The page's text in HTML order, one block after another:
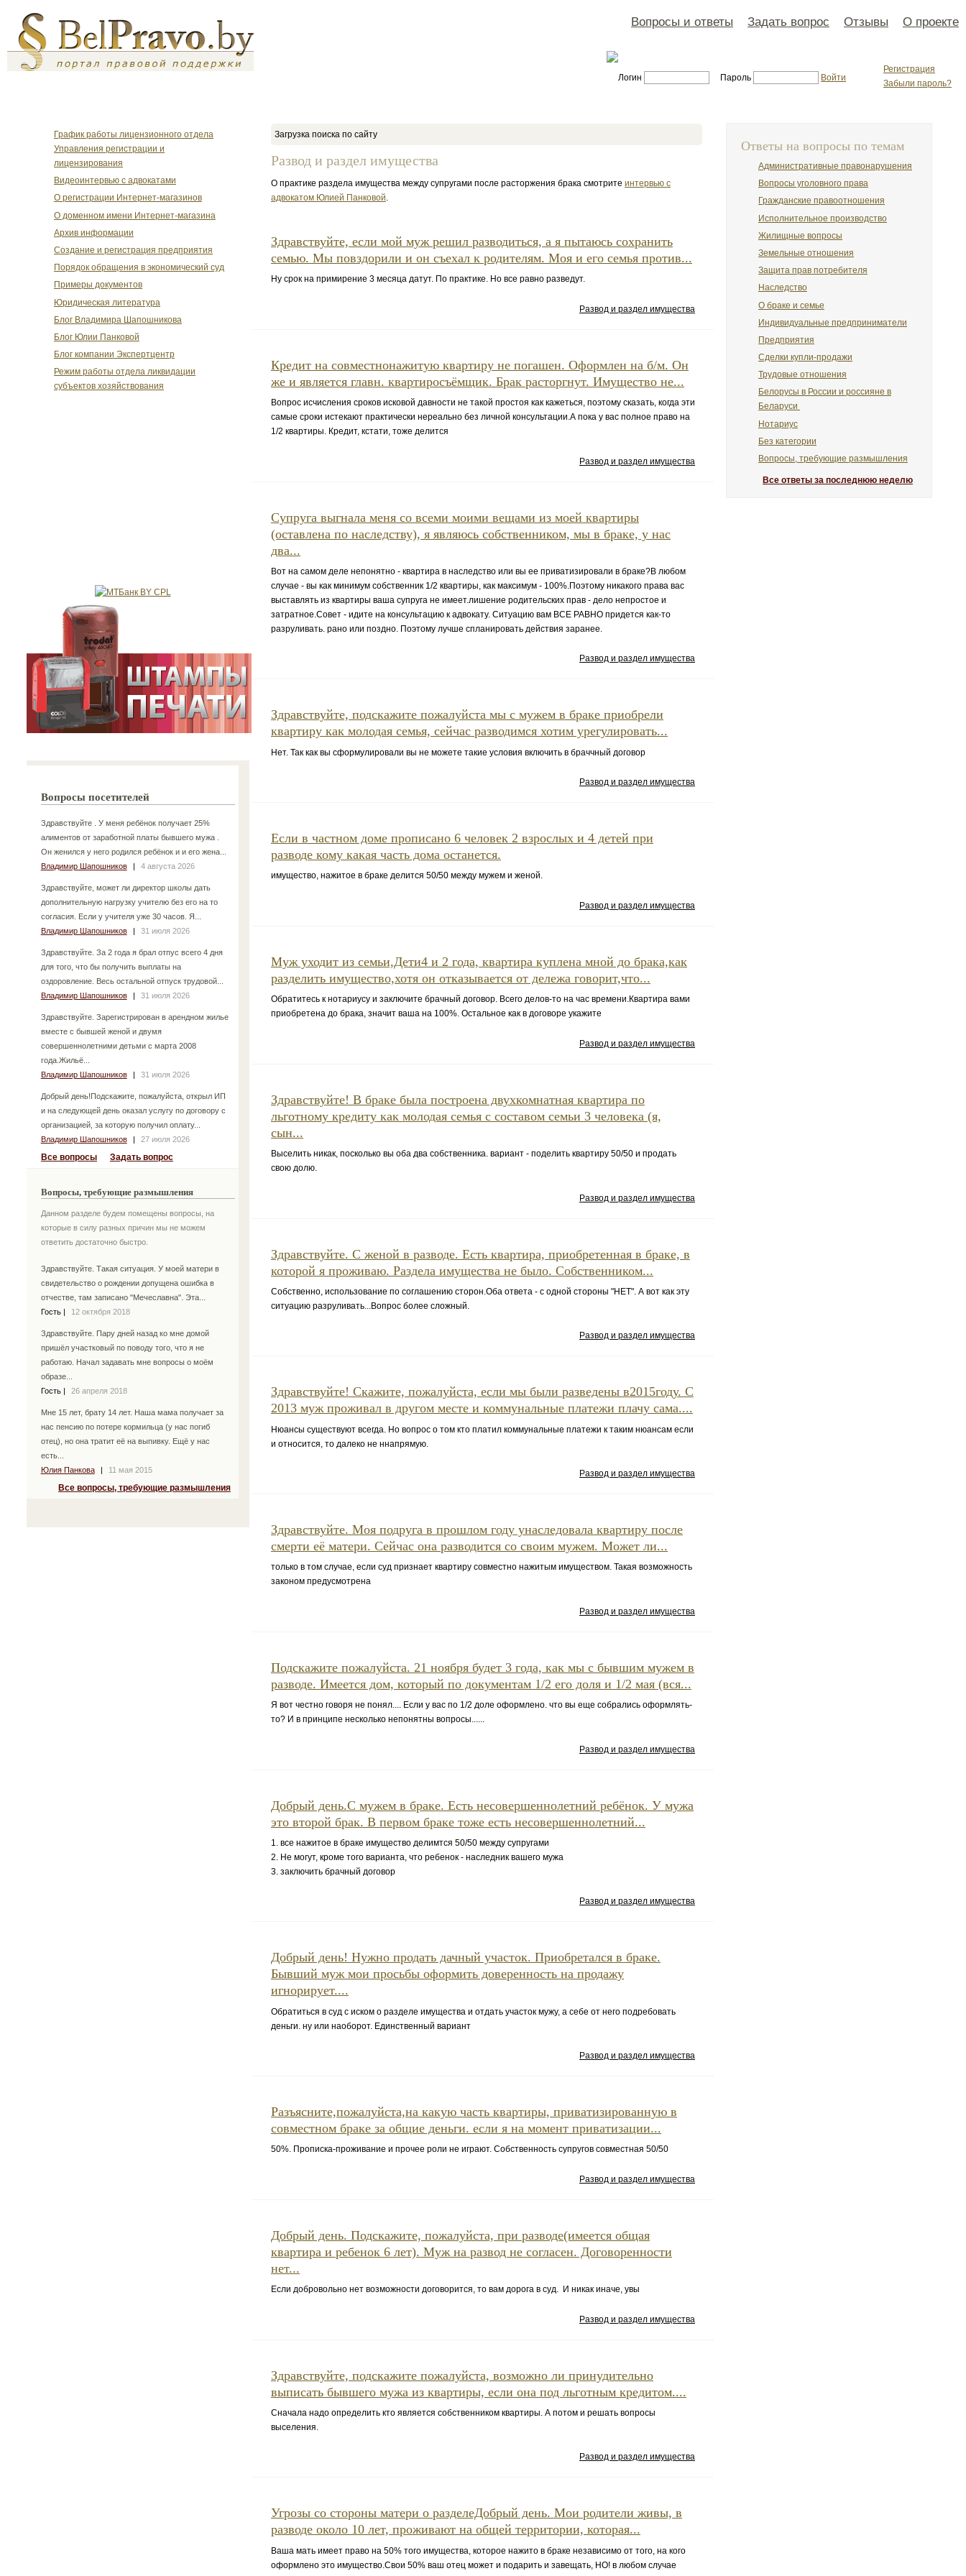
Вопросы и ответы Задать вопрос Отзывы О проекте
Регистрация
Забыли пароль?
Логин Пароль Войти
График работы лицензионного отдела
Управления регистрации и
лицензирования
Видеоинтервью с адвокатами
О регистрации Интернет-магазинов
О доменном имени Интернет-магазина
Архив информации
Создание и регистрация предприятия
Порядок обращения в экономический суд
Примеры документов
Юридическая литература
Блог Владимира Шапошникова
Блог Юлии Панковой
Блог компании Экспертцентр
Режим работы отдела ликвидации
субъектов хозяйствования
Вопросы посетителей
Здравствуйте . У меня ребёнок получает 25%
алиментов от заработной платы бывшего мужа .
Он женился у него родился ребёнок и и его жена...
Владимир Шапошников
| 4 августа 2026
Здравствуйте, может ли директор школы дать
дополнительную нагрузку учителю без его на то
согласия. Если у учителя уже 30 часов. Я...
Владимир Шапошников
| 31 июля 2026
Здравствуйте. За 2 года я брал отпус всего 4 дня
для того, что бы получить выплаты на
оздоровление. Весь остальной отпуск трудовой...
Владимир Шапошников
| 31 июля 2026
Здравствуйте. Зарегистрирован в арендном жилье
вместе с бывшей женой и двумя
совершеннолетними детьми с марта 2008
года.Жильё...
Владимир Шапошников
| 31 июля 2026
Добрый день!Подскажите, пожалуйста, открыл ИП
и на следующей день оказал услугу по договору с
организацией, за которую получил оплату...
Владимир Шапошников
| 27 июля 2026
Все вопросы Задать вопрос
Вопросы, требующие размышления
Данном разделе будем помещены вопросы, на
которые в силу разных причин мы не можем
ответить достаточно быстро.
Здравствуйте. Такая ситуация. У моей матери в
свидетельство о рождении допущена ошибка в
отчестве, там записано "Мечеславна". Эта...
Гость
12 октября 2018
Здравствуйте. Пару дней назад ко мне домой
пришёл участковый по поводу того, что я не
работаю. Начал задавать мне вопросы о моём
образе...
Гость
26 апреля 2018
Мне 15 лет, брату 14 лет. Наша мама получает за
нас пенсию по потере кормильца (у нас погиб
отец), но она тратит её на выпивку. Ещё у нас
есть...
Юлия Панкова
11 мая 2015
Все вопросы, требующие размышления
Загрузка поиска по сайту
Развод и раздел имущества
О практике раздела имущества между супругами после расторжения брака смотрите интервью с
адвокатом Юлией Панковой.
Здравствуйте, если мой муж решил разводиться, а я пытаюсь сохранить
семью. Мы повздорили и он съехал к родителям. Моя и его семья против...
Ну срок на примирение 3 месяца датут. По практике. Но все равно разведут.
Развод и раздел имущества
Кредит на совместнонажитую квартиру не погашен. Оформлен на б/м. Он
же и является главн. квартиросъёмщик. Брак расторгнут. Имущество не...
Вопрос исчисления сроков исковой давности не такой простоя как кажеться, поэтому сказать, когда эти
самые сроки истекают практически нереально без личной консультации.А пока у вас полное право на
1/2 квартиры. Кредит, кстати, тоже делится
Развод и раздел имущества
Супруга выгнала меня со всеми моими вещами из моей квартиры
(оставлена по наследству), я являюсь собственником, мы в браке, у нас
два...
Вот на самом деле непонятно - квартира в наследство или вы ее приватизировали в браке?В любом
случае - вы как минимум собственник 1/2 квартиры, как максимум - 100%.Поэтому никакого права вас
выставлять из квартиры ваша супруга не имеет.лишение родительских прав - дело непростое и
затратное.Совет - идите на консультацию к адвокату. Ситуацию вам ВСЕ РАВНО придется как-то
разруливать. рано или поздно. Поэтому лучше спланировать действия заранее.
Развод и раздел имущества
Здравствуйте, подскажите пожалуйста мы с мужем в браке приобрели
квартиру как молодая семья, сейчас разводимся хотим урегулировать...
Нет. Так как вы сформулировали вы не можете такие условия включить в браччный договор
Развод и раздел имущества
Если в частном доме прописано 6 человек 2 взрослых и 4 детей при
разводе кому какая часть дома останется.
имущество, нажитое в браке делится 50/50 между мужем и женой.
Развод и раздел имущества
Муж уходит из семьи,Дети4 и 2 года, квартира куплена мной до брака,как
разделить имущество,хотя он отказывается от дележа говорит,что...
Обратитесь к нотариусу и заключите брачный договор. Всего делов-то на час времени.Квартира вами
приобретена до брака, значит ваша на 100%. Остальное как в договоре укажите
Развод и раздел имущества
Здравствуйте! В браке была построена двухкомнатная квартира по
льготному кредиту как молодая семья с составом семьи 3 человека (я,
сын...
Выселить никак, посколько вы оба два собственника. вариант - поделить квартиру 50/50 и продать
свою долю.
Развод и раздел имущества
Здравствуйте. С женой в разводе. Есть квартира, приобретенная в браке, в
которой я проживаю. Раздела имущества не было. Собственником...
Собственно, использование по соглашению сторон.Оба ответа - с одной стороны "НЕТ". А вот как эту
ситуацию разруливать...Вопрос более сложный.
Развод и раздел имущества
Здравствуйте! Скажите, пожалуйста, если мы были разведены в2015году. С
2013 муж проживал в другом месте и коммунальные платежи плачу сама....
Нюансы существуют всегда. Но вопрос о том кто платил коммунальные платежи к таким нюансам если
и относится, то далеко не ннапрямую.
Развод и раздел имущества
Здравствуйте. Моя подруга в прошлом году унаследовала квартиру после
смерти её матери. Сейчас она разводится со своим мужем. Может ли...
только в том случае, если суд признает квартиру совместно нажитым имуществом. Такая возможность
законом предусмотрена
Развод и раздел имущества
Подскажите пожалуйста. 21 ноября будет 3 года, как мы с бывшим мужем в
разводе. Имеется дом, который по документам 1/2 его доля и 1/2 мая (вся...
Я вот честно говоря не понял.... Если у вас по 1/2 доле оформлено. что вы еще собрались оформлять-
то? И в принципе несколько непонятны вопросы......
Развод и раздел имущества
Добрый день.С мужем в браке. Есть несовершеннолетний ребёнок. У мужа
это второй брак. В первом браке тоже есть несовершеннолетний...
1. все нажитое в браке имущество делимтся 50/50 между супругами
2. Не могут, кроме того варианта, что ребенок - наследник вашего мужа
3. заключить брачный договор
Развод и раздел имущества
Добрый день! Нужно продать дачный участок. Приобретался в браке.
Бывший муж мои просьбы оформить доверенность на продажу
игнорирует....
Обратиться в суд с иском о разделе имущества и отдать участок мужу, а себе от него подребовать
деньги. ну или наоборот. Единственный вариант
Развод и раздел имущества
Разъясните,пожалуйста,на какую часть квартиры, приватизированную в
совместном браке за общие деньги. если я на момент приватизации...
50%. Прописка-проживание и прочее роли не играют. Собственность супругов совместная 50/50
Развод и раздел имущества
Добрый день. Подскажите, пожалуйста, при разводе(имеется общая
квартира и ребенок 6 лет). Муж на развод не согласен. Договоренности
нет...
Если добровольно нет возможности договорится, то вам дорога в суд. И никак иначе, увы
Развод и раздел имущества
Здравствуйте, подскажите пожалуйста, возможно ли принудительно
выписать бывшего мужа из квартиры, если она под льготным кредитом....
Сначала надо определить кто является собственником квартиры. А потом и решать вопросы
выселения.
Развод и раздел имущества
Угрозы со стороны матери о разделеДобрый день. Мои родители живы, в
разводе около 10 лет, проживают на общей территории, которая...
Ваша мать имеет право на 50% того имущества, которое нажито в браке независимо от того, на кого
оформлено это имущество.Свои 50% ваш отец может и подарить и завещать, НО! в любом случае
Ответы на вопросы по темам
Административные правонарушения
Вопросы уголовного права
Гражданские правоотношения
Исполнительное производство
Жилищные вопросы
Земельные отношения
Защита прав потребителя
Наследство
О браке и семье
Индивидуальные предприниматели
Предприятия
Сделки купли-продажи
Трудовые отношения
Белорусы в России и россияне в
Беларуси
Нотариус
Без категории
Вопросы, требующие размышления
Все ответы за последнюю неделю